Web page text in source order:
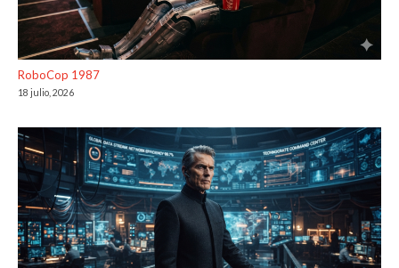
RoboCop 1987
18 julio, 2026